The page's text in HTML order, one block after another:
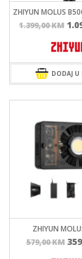
ZHIYUN MOLUS
1.399,00KM
je:
DODAJ U
ZHIYUN
579,00KM